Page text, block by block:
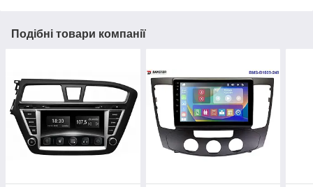
Подібні товари компанії